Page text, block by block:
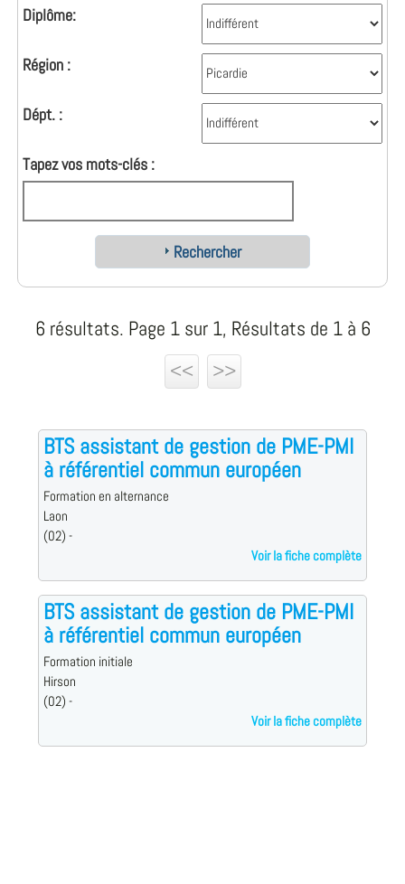
Diplôme:
Région :
Dépt. :
Tapez vos mots-clés :
Rechercher
6 résultats. Page 1 sur 1, Résultats de 1 à 6
<<
>>
BTS assistant de gestion de PME-PMI
à référentiel commun européen
Formation en alternance
Laon
(02) -
Voir la fiche complète
BTS assistant de gestion de PME-PMI
à référentiel commun européen
Formation initiale
Hirson
(02) -
Voir la fiche complète